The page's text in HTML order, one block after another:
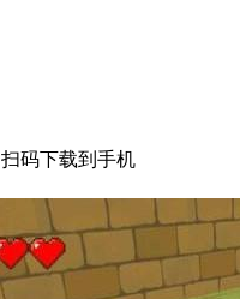
扫码下载到手机